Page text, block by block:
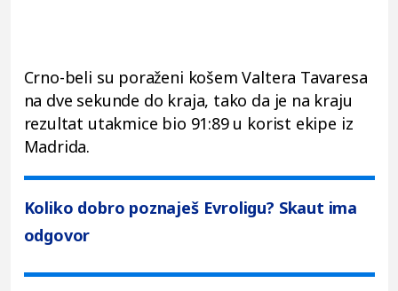
Crno-beli su poraženi košem Valtera Tavaresa
na dve sekunde do kraja, tako da je na kraju
rezultat utakmice bio 91:89 u korist ekipe iz
Madrida.
Koliko dobro poznaješ Evroligu? Skaut ima
odgovor